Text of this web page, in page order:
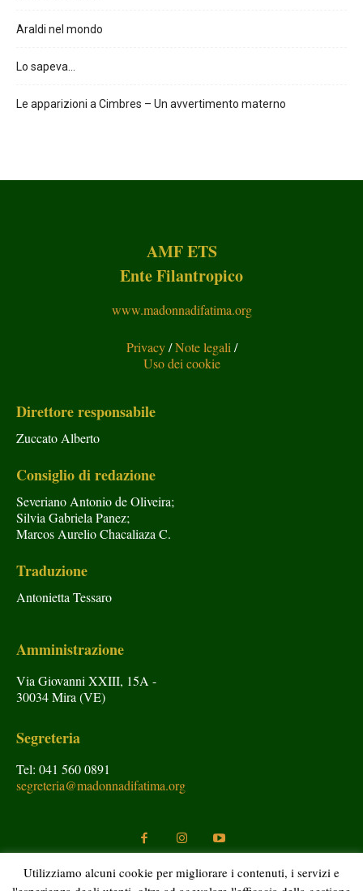
Araldi nel mondo
Lo sapeva…
Le apparizioni a Cimbres – Un avvertimento materno
AMF ETS
Ente Filantropico
www.madonnadifatima.org
Privacy/Note legali/
Uso dei cookie
Direttore responsabile
Zuccato Alberto
Consiglio di redazione
Severiano Antonio de Oliveira;
Silvia Gabriela Panez;
Marcos Aurelio Chacaliaza C.
Traduzione
Antonietta Tessaro
Amministrazione
Via Giovanni XXIII, 15A -
30034 Mira (VE)
Segreteria
Tel: 041 560 0891
segreteria@madonnadifatima.org
Utilizziamo alcuni cookie per migliorare i contenuti, i servizi e